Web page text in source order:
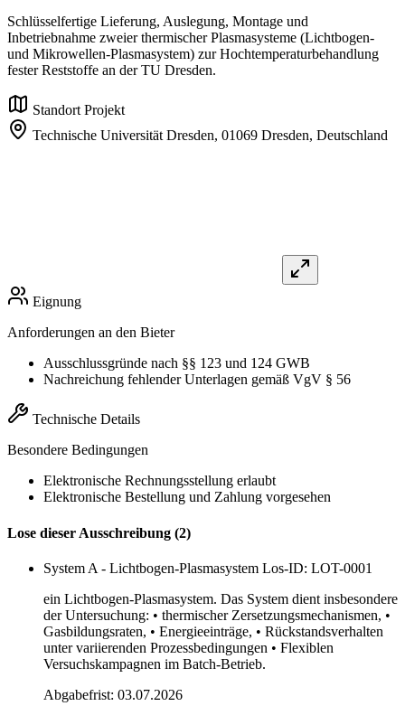
Schlüsselfertige Lieferung, Auslegung, Montage und
Inbetriebnahme zweier thermischer Plasmasysteme (Lichtbogen-
und Mikrowellen-Plasmasystem) zur Hochtemperaturbehandlung
fester Reststoffe an der TU Dresden.
Standort Projekt
Technische Universität Dresden, 01069 Dresden, Deutschland
Eignung
Anforderungen an den Bieter
Ausschlussgründe nach §§ 123 und 124 GWB
Nachreichung fehlender Unterlagen gemäß VgV § 56
Technische Details
Besondere Bedingungen
Elektronische Rechnungsstellung erlaubt
Elektronische Bestellung und Zahlung vorgesehen
Lose dieser Ausschreibung (2)
System A - Lichtbogen-Plasmasystem Los-ID: LOT-0001
ein Lichtbogen-Plasmasystem. Das System dient insbesondere
der Untersuchung: • thermischer Zersetzungsmechanismen, •
Gasbildungsraten, • Energieeinträge, • Rückstandsverhalten
unter variierenden Prozessbedingungen • Flexiblen
Versuchskampagnen im Batch-Betrieb.
Abgabefrist: 03.07.2026